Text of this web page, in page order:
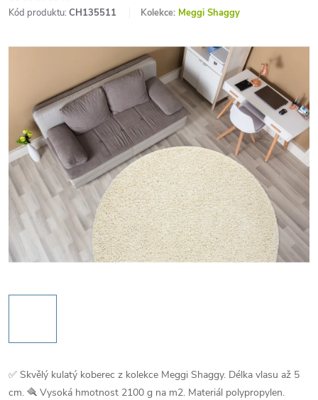
Kód produktu: CH135511 Kolekce: Meggi Shaggy
✅ Skvělý kulatý koberec z kolekce Meggi Shaggy. Délka vlasu až 5
cm. 🪮 Vysoká hmotnost 2100 g na m2. Materiál polypropylen.